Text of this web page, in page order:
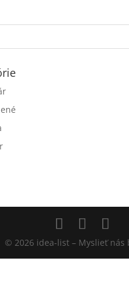
© 2026 idea-list – Myslieť nás